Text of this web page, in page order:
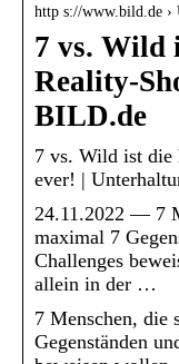
http s://www.bild.de ›
7 vs. Wild
Reality-
BILD.de
7 vs. Wild ist die
ever! |
24.11.2022 — 7
maximal 7
Challenges
allein in der …
7 Menschen, die
Gegenständen